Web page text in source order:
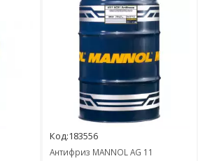
Код:183556
Антифриз MANNOL AG 11